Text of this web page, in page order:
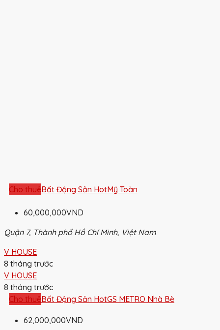
Cho thuêBất Động Sản HotMỹ Toàn
60,000,000VND
Quận 7, Thành phố Hồ Chí Minh, Việt Nam
V HOUSE
8 tháng trước
V HOUSE
8 tháng trước
Cho thuêBất Động Sản HotGS METRO Nhà Bè
62,000,000VND